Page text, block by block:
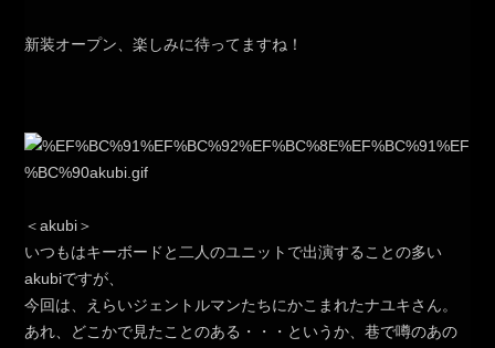
新装オープン、楽しみに待ってますね！
＜akubi＞
いつもはキーボードと二人のユニットで出演することの多い
akubiですが、
今回は、えらいジェントルマンたちにかこまれたナユキさん。
あれ、どこかで見たことのある・・・というか、巷で噂のあの